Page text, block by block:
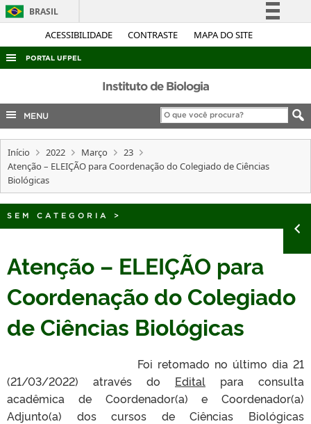
ACESSIBILIDADE CONTRASTE MAPA DO SITE
BRASIL
Simplifique!
Acesso à informação
Legislação
Canais
PORTAL UFPEL
ACESSO À INFORMAÇÃO
AUDITORIA
COBALTO
CONCURSOS
EDITAIS
TELEFONES
Instituto de Biologia
MENU
Início 2022 Março
23
Atenção – ELEIÇÃO para Coordenação do Colegiado de Ciências
Biológicas
SEM CATEGORIA >
Atenção – ELEIÇÃO para
Coordenação do Colegiado
de Ciências Biológicas
Foi retomado no último dia 21
(21/03/2022) através do Edital para consulta
acadêmica de Coordenador(a) e Coordenador(a)
Adjunto(a) dos cursos de Ciências Biológicas